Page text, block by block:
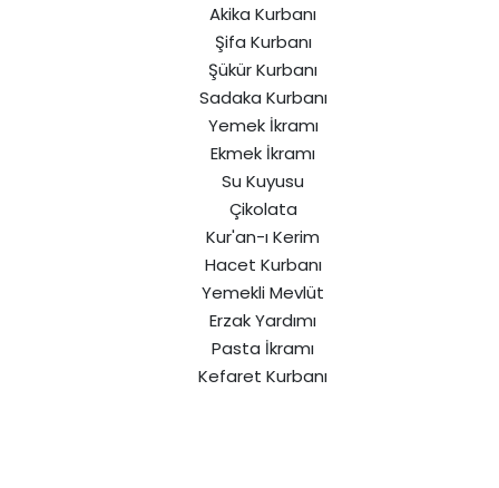
Akika Kurbanı
Şifa Kurbanı
Şükür Kurbanı
Sadaka Kurbanı
Yemek İkramı
Ekmek İkramı
Su Kuyusu
Çikolata
Kur'an-ı Kerim
Hacet Kurbanı
Yemekli Mevlüt
Erzak Yardımı
Pasta İkramı
Kefaret Kurbanı